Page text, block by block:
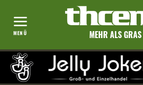
MEHR ALS GRAS